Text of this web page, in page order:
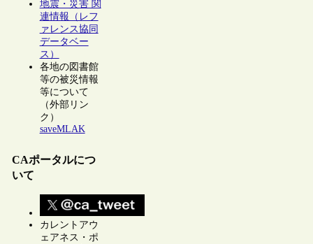
地震・災害 関
連情報（レフ
ァレンス協同
データベー
ス）
各地の図書館
等の被災情報
等について
（外部リン
ク）
saveMLAK
CAポータルにつ
いて
カレントアウ
ェアネス・ポ